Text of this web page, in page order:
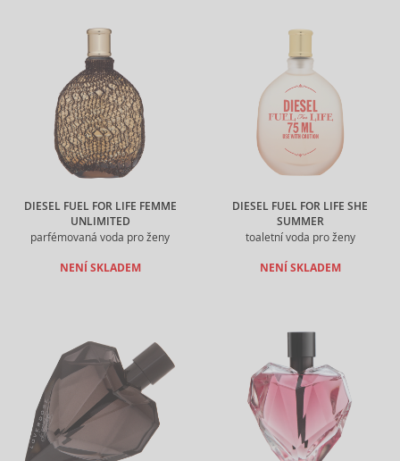
DIESEL FUEL FOR LIFE FEMME
UNLIMITED
parfémovaná voda pro ženy
NENÍ SKLADEM
DIESEL FUEL FOR LIFE SHE
SUMMER
toaletní voda pro ženy
NENÍ SKLADEM